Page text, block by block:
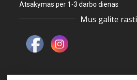
Atsakymas per 1-3 darbo dienas
Mus galite rasti